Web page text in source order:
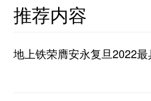
推荐内容
地上铁荣膺安永复旦2022